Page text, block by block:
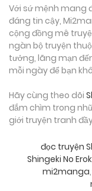
Với sứ mệnh mang
đáng tin cậy,
cộng đồng mê
ngàn bộ truyện
tưởng, lãng mạn
mỗi ngày để bạn
Hãy cùng theo dõi
đắm chìm trong
giới truyện tranh
đọc truyện
Shingeki No
mi2manga,